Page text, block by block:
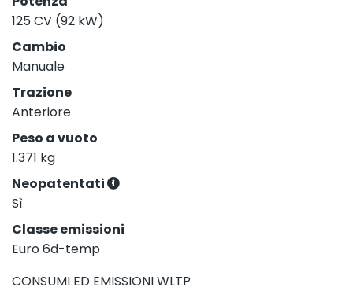
125 CV (92 kW)
Cambio
Manuale
Trazione
Anteriore
Peso a vuoto
1.371 kg
Neopatentati
Sì
Classe emissioni
Euro 6d-temp
CONSUMI ED EMISSIONI WLTP